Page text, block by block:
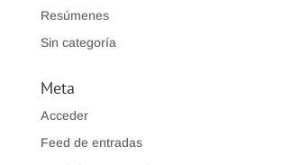
Resúmenes
Sin categoría
Meta
Acceder
Feed de entradas